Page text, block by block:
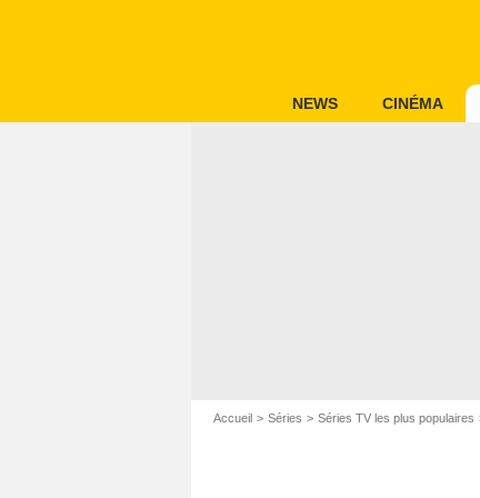
NEWS CINÉMA
Accueil Séries Séries TV les plus populaires